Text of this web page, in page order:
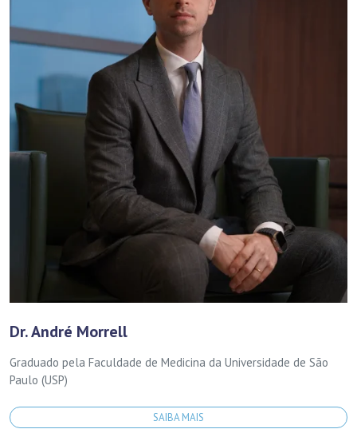
Dr. André Morrell
Graduado pela Faculdade de Medicina da Universidade de São
Paulo (USP)
SAIBA MAIS